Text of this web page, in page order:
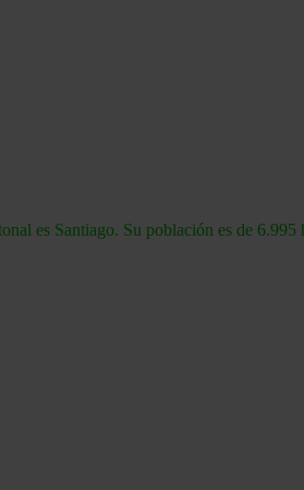
es Santiago. Su población es de 6.995